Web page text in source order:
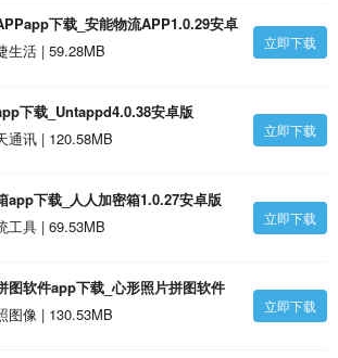
下载_安能物流APP1.0.29安卓
生活 | 59.28MB 立即下载
下载_Untappd4.0.38安卓版
通讯 | 120.58MB
立即下载
app下载_人人加密箱1.0.27安卓版
工具 | 69.53MB
立即下载
图软件app下载_心形照片拼图软件
图像 | 130.53MB 立即下载